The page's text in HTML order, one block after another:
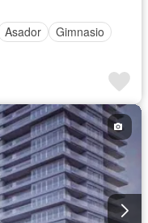
Asador
Gimnasio